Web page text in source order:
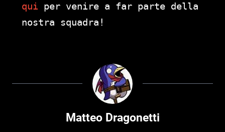
qui per venire a far parte della
nostra squadra!
Matteo Dragonetti